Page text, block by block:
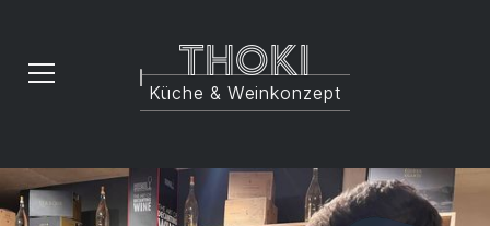
Thoki
Küche & Weinkonzept